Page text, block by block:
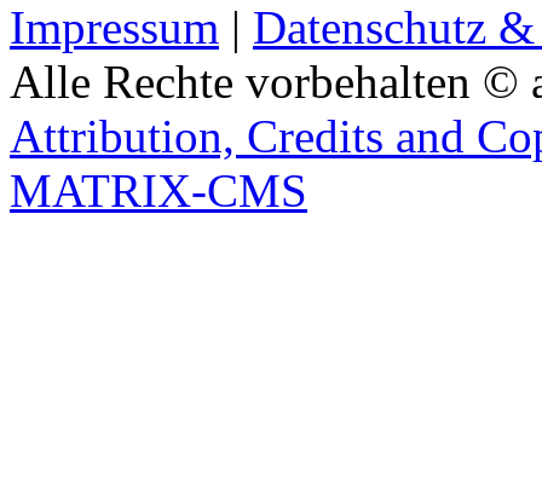
Impressum | Datenschutz
Alle Rechte vorbehalten ©
Attribution, Credits and
MATRIX-CMS